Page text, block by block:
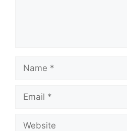
Name
Email
Website